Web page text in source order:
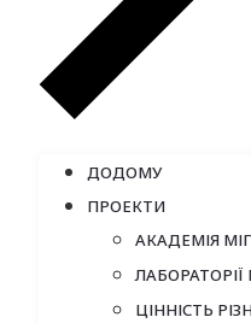
ДОДОМУ
ПРОЕКТИ
АКАДЕМІЯ
ЛАБОРАТОРІЇ
ЦІННІСТЬ